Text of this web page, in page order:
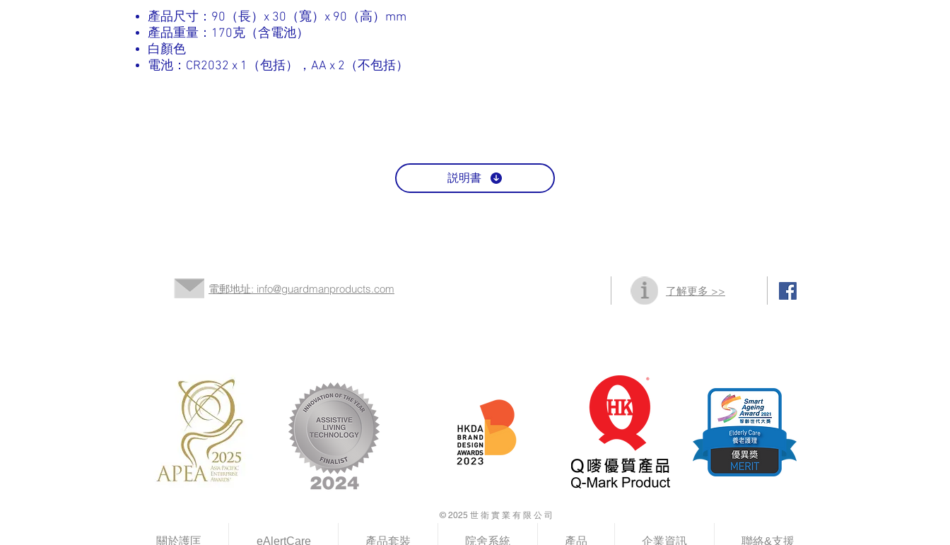
產品尺寸：90（長）x 30（寬）x 90（高）mm
產品重量：170克（含電池）
白顏色
電池：CR2032 x 1（包括），AA x 2（不包括）
説明書
電郵地址: info@guardmanproducts.com​ 了解更多 >>
© 2025 世 衛 實 業 有 限 公 司
關於護匡 eAlertCare 產品套裝 院舍系統 產品 企業資訊 聯絡&支援